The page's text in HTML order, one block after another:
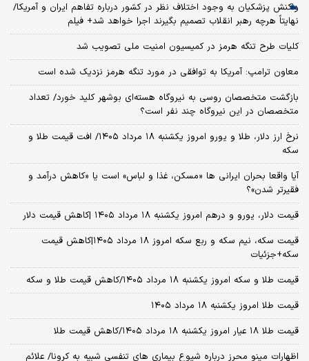
واکنش پزشکیان به وجود اختلاف نظر در کشور درباره تفاهم ایران و آمریکا/
نهایتاً هرچه رهبر انقلاب تصمیم بگیرند اجرا خواهد شد+ فیلم
کلیات طرح تنگه هرمز در کمیسیون امنیت ملی تصویب شد
معاون ترامپ: آمریکا به توافقی در مورد تنگه هرمز نزدیک شده است
بازگشت متخصصان روسی به نیروگاه هسته‌ای بوشهر کلید خورد/ تعداد
متخصصان در این نیروگاه چند نفر است؟
نرخ ارز دلار، طلا و یورو امروز یکشنبه ۱۸ مرداد ۱۴۰۵/ افت قیمت طلا و
سکه
آیا واقعا بحران ایرانی ها «مسکن، غذا و لباس» است یا «کاهش درآمد و
فقیرتر شدن»؟
قیمت دلار، یورو و درهم امروز یکشنبه ۱۸ مرداد ۱۴۰۵ |کاهش قیمت دلار
قیمت سکه، نیم سکه و ربع سکه امروز ۱۸ مرداد ۱۴۰۵|کاهش قیمت
سکه+جزئیات
قیمت طلا و سکه امروز یکشنبه ۱۸ مرداد ۱۴۰۵/کاهش قیمت طلا و سکه
قیمت طلا امروز یکشنبه ۱۸ مرداد ۱۴۰۵
قیمت طلا ۱۸ عیار امروز یکشنبه ۱۸ مرداد ۱۴۰۵/کاهش قیمت طلا
اظهارات مینو محرز درباره شیوع بیماری‌ های تنفسی شبیه به کرونا/ علائم